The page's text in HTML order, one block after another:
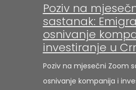
Poziv na
sastanak:
osnivanje
investiranje u
Poziv na mjesečni Zoom
osnivanje kompanija i